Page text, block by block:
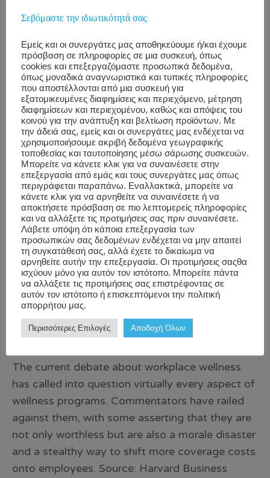
Read >>>
JUN
21
Employers Need to Recognize
That Our Wellness Starts at
Work – HBR
The current debate about workplace wellness
has called into question virtually every aspect of
wellness programs. Commentators have railed
against them, with some asserting that they are
not only worthless but are also a morale disaster
and a stealthy way to shift more coverage costs
onto employees. Source: Harvard Business
Σεβόμαστε την ιδιωτικότητά σας
Εμείς και οι συνεργάτες μας αποθηκεύουμε ή/και έχουμε
πρόσβαση σε πληροφορίες σε μια συσκευή, όπως
cookies και επεξεργαζόμαστε προσωπικά δεδομένα,
όπως μοναδικά αναγνωριστικά και τυπικές πληροφορίες
που αποστέλλονται από μια συσκευή για
εξατομικευμένες διαφημίσεις και περιεχόμενο, μέτρηση
διαφημίσεων και περιεχομένου, καθώς και απόψεις του
κοινού για την ανάπτυξη και βελτίωση προϊόντων. Με
την άδειά σας, εμείς και οι συνεργάτες μας ενδέχεται να
χρησιμοποιήσουμε ακριβή δεδομένα γεωγραφικής
τοποθεσίας και ταυτοποίησης μέσω σάρωσης συσκευών.
Μπορείτε να κάνετε κλικ για να συναινέσετε στην
επεξεργασία από εμάς και τους συνεργάτες μας όπως
περιγράφεται παραπάνω. Εναλλακτικά, μπορείτε να
κάνετε κλικ για να αρνηθείτε να συναινέσετε ή να
αποκτήσετε πρόσβαση σε πιο λεπτομερείς πληροφορίες
και να αλλάξετε τις προτιμήσεις σας πριν συναινέσετε.
Λάβετε υπόψη ότι κάποια επεξεργασία των
προσωπικών σας δεδομένων ενδέχεται να μην απαιτεί
τη συγκατάθεσή σας, αλλά έχετε το δικαίωμα να
αρνηθείτε αυτήν την επεξεργασία. Οι προτιμήσεις σαςθα
ισχύουν μόνο για αυτόν τον ιστότοπο. Μπορείτε πάντα
να αλλάξετε τις προτιμήσεις σας επιστρέφοντας σε
αυτόν τον ιστότοπο ή επισκεπτόμενοι την πολιτική
απορρήτου μας.
Περισσότερες Επιλογές Αποδοχή Όλων